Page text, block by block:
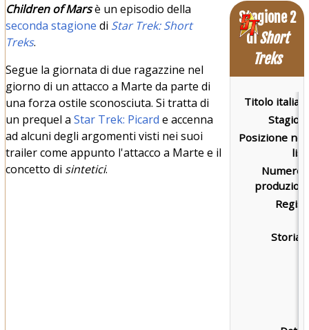
Stagione 2
diShort
Treks
Titolo
Posizione
Numero
Storia
Children of Marsè un episodio della
seconda stagione di Star Trek: Short
Treks.
Segue la giornata di due ragazzine nel
giorno di un attacco a Marte da parte di
una forza ostile sconosciuta. Si tratta di
un prequel a Star Trek: Picard e accenna
ad alcuni degli argomenti visti nei suoi
trailer come appunto l'attacco a Marte e il
concetto di sintetici.